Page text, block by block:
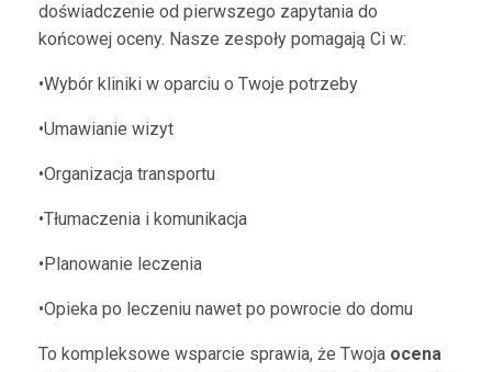
doświadczenie od pierwszego zapytania do
końcowej oceny. Nasze zespoły pomagają Ci w:
•Wybór kliniki w oparciu o Twoje potrzeby
•Umawianie wizyt
•Organizacja transportu
•Tłumaczenia i komunikacja
•Planowanie leczenia
•Opieka po leczeniu nawet po powrocie do domu
To kompleksowe wsparcie sprawia, że Twoja ocena